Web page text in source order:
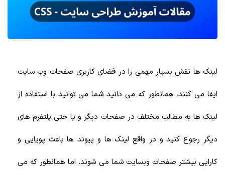
لینک ها نقش بسیار مهمی را در فضای کاربری صفحات وب سایت
ایفا می کنند، همانطور که می دانید شما می توانید با استفاده از
لینک ها به مطالب مختلف در صفحات دیگر و یا حتی پلتفرم های
دیگر رجوع کنید و در واقع لینک ها و پیوند ها باعث پویایی و
کارایی بیشتر صفحات وبسایت شما می شوند. اما همانطور که می